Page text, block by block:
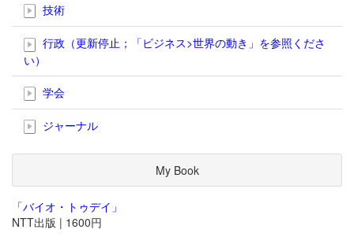
技術
行政（更新停止；「ビジネス>世界の動き」を参照くださ
い）
学会
ジャーナル
My Book
「バイオ・トゥデイ」
NTT出版 | 1600円